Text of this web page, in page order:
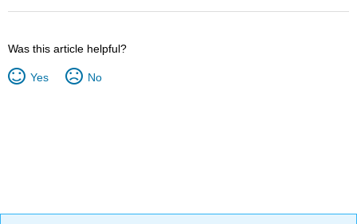
Was this article helpful?
Yes No